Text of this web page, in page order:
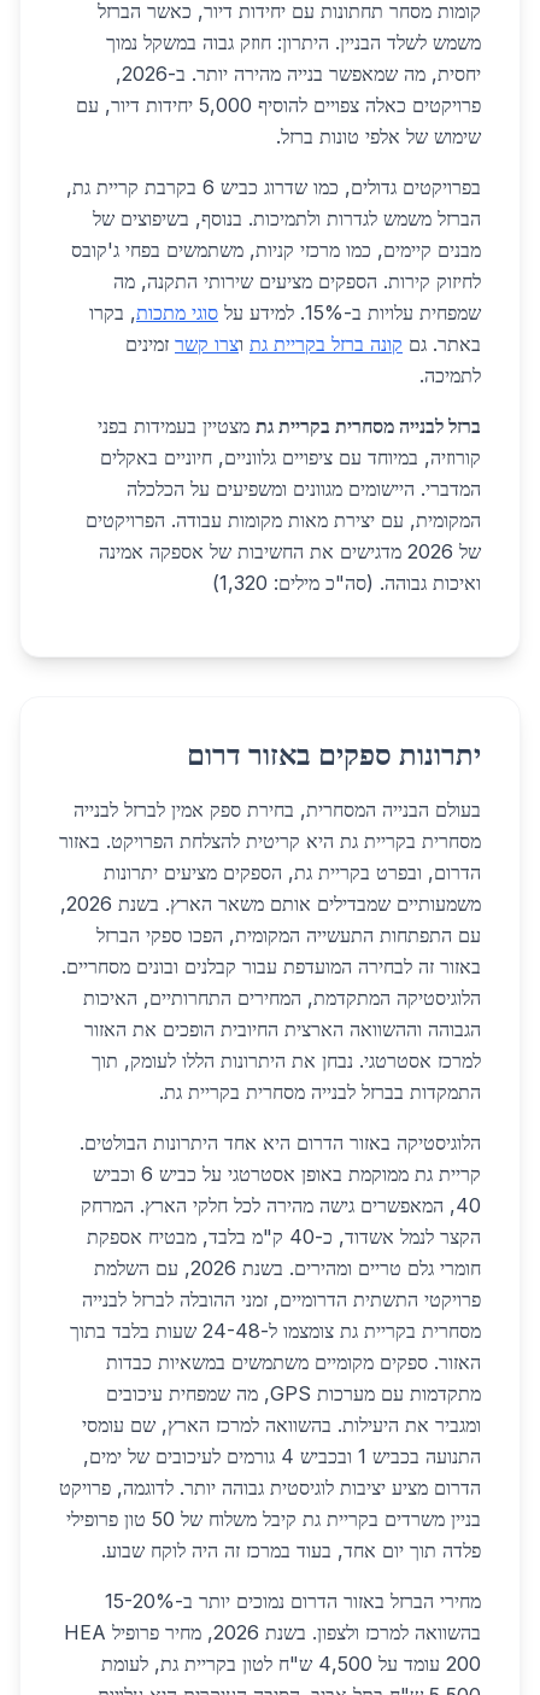
קומות מסחר תחתונות עם יחידות דיור, כאשר הברזל
משמש לשלד הבניין. היתרון: חוזק גבוה במשקל נמוך
יחסית, מה שמאפשר בנייה מהירה יותר. ב-2026,
פרויקטים כאלה צפויים להוסיף 5,000 יחידות דיור, עם
שימוש של אלפי טונות ברזל.
בפרויקטים גדולים, כמו שדרוג כביש 6 בקרבת קריית גת,
הברזל משמש לגדרות ולתמיכות. בנוסף, בשיפוצים של
מבנים קיימים, כמו מרכזי קניות, משתמשים בפחי ג'קובס
לחיזוק קירות. הספקים מציעים שירותי התקנה, מה
שמפחית עלויות ב-15%. למידע על
סוגי מתכות, בקרו
באתר. גם קונה ברזל בקריית גת וצרו קשר זמינים
לתמיכה.
ברזל לבנייה מסחרית בקריית גת מצטיין בעמידות בפני
קורוזיה, במיוחד עם ציפויים גלווניים, חיוניים באקלים
המדברי. היישומים מגוונים ומשפיעים על הכלכלה
המקומית, עם יצירת מאות מקומות עבודה. הפרויקטים
של 2026 מדגישים את החשיבות של אספקה אמינה
ואיכות גבוהה. (סה"כ מילים: 1,320)
יתרונות ספקים באזור דרום
בעולם הבנייה המסחרית, בחירת ספק אמין לברזל לבנייה
מסחרית בקריית גת היא קריטית להצלחת הפרויקט. באזור
הדרום, ובפרט בקריית גת, הספקים מציעים יתרונות
משמעותיים שמבדילים אותם משאר הארץ. בשנת 2026,
עם התפתחות התעשייה המקומית, הפכו ספקי הברזל
באזור זה לבחירה המועדפת עבור קבלנים ובונים מסחריים.
הלוגיסטיקה המתקדמת, המחירים התחרותיים, האיכות
הגבוהה וההשוואה הארצית החיובית הופכים את האזור
למרכז אסטרטגי. נבחן את היתרונות הללו לעומק, תוך
התמקדות בברזל לבנייה מסחרית בקריית גת.
הלוגיסטיקה באזור הדרום היא אחד היתרונות הבולטים.
קריית גת ממוקמת באופן אסטרטגי על כביש 6 וכביש
40, המאפשרים גישה מהירה לכל חלקי הארץ. המרחק
הקצר לנמל אשדוד, כ-40 ק"מ בלבד, מבטיח אספקת
חומרי גלם טריים ומהירים. בשנת 2026, עם השלמת
פרויקטי התשתית הדרומיים, זמני ההובלה לברזל לבנייה
מסחרית בקריית גת צומצמו ל-24-48 שעות בלבד בתוך
האזור. ספקים מקומיים משתמשים במשאיות כבדות
מתקדמות עם מערכות GPS, מה שמפחית עיכובים
ומגביר את היעילות. בהשוואה למרכז הארץ, שם עומסי
התנועה בכביש 1 ובכביש 4 גורמים לעיכובים של ימים,
הדרום מציע יציבות לוגיסטית גבוהה יותר. לדוגמה, פרויקט
בניין משרדים בקריית גת קיבל משלוח של 50 טון פרופילי
פלדה תוך יום אחד, בעוד במרכז זה היה לוקח שבוע.
מחירי הברזל באזור הדרום נמוכים יותר ב-15-20%
בהשוואה למרכז ולצפון. בשנת 2026, מחיר פרופיל HEA
200 עומד על 4,500 ש"ח לטון בקריית גת, לעומת